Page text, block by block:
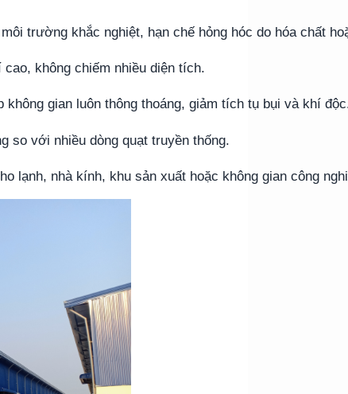
trường khắc nghiệt, hạn chế hỏng hóc do hóa chất
không chiếm nhiều diện tích.
không gian luôn thông thoáng, giảm tích tụ bụi và khí
so với nhiều dòng quạt truyền thống.
lạnh, nhà kính, khu sản xuất hoặc không gian công